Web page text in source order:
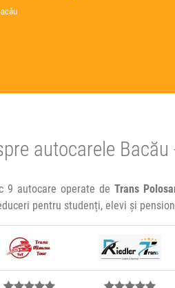
autocarele
9 autocare operate deTrans
pentru studenți, elevi și